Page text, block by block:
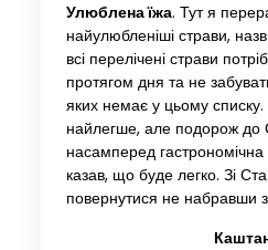
Улюблена їжа. Тут я
найулюбленіші страви,
всі перелічені страви
протягом дня та не
яких немає у цьому
найлегше, але подорож
насамперед
казав, що буде легко. Зі
повернутися не набравши